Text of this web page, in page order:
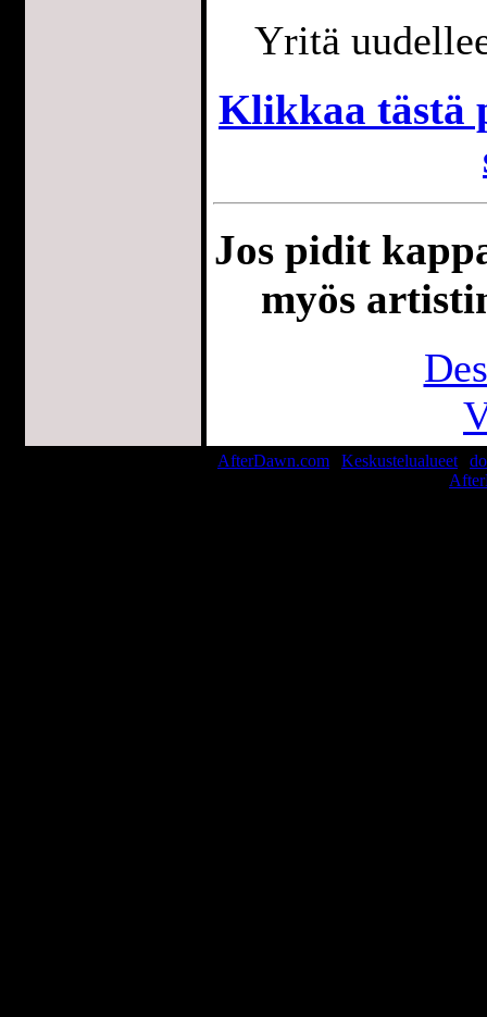
Yritä
Klikkaa tästä
Jos pidit
myös
AfterDawn.com Keskustelualueet